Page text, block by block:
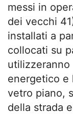
messi in
dei vecchi
installati a
collocati su
utilizzeranno
energetico e
vetro piano,
della strada